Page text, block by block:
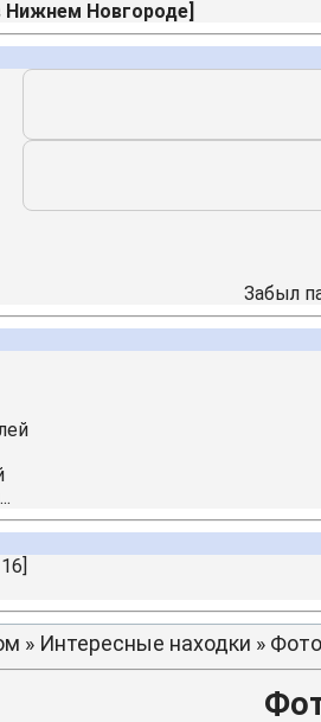
Нижнем Новгороде]
Забыл
» Интересные находки »